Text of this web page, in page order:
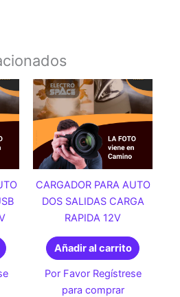
CARGADOR PARA AUTO
DOS SALIDAS CARGA
RAPIDA 12V
Añadir al carrito
Por Favor Regístrese
para comprar